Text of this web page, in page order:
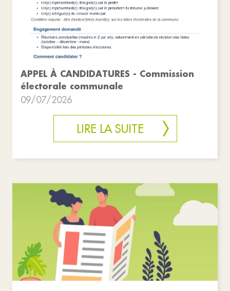
APPEL À CANDIDATURES - Commission
électorale communale
09/07/2026
LIRE LA SUITE